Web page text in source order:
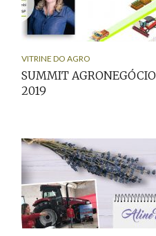
VITRINE DO AGRO
SUMMIT AGRONEGÓCIO
2019